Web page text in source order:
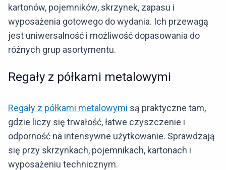
kartonów, pojemników, skrzynek, zapasu i
wyposażenia gotowego do wydania. Ich przewagą
jest uniwersalność i możliwość dopasowania do
różnych grup asortymentu.
Regały z półkami metalowymi
Regały z półkami metalowymi są praktyczne tam,
gdzie liczy się trwałość, łatwe czyszczenie i
odporność na intensywne użytkowanie. Sprawdzają
się przy skrzynkach, pojemnikach, kartonach i
wyposażeniu technicznym.